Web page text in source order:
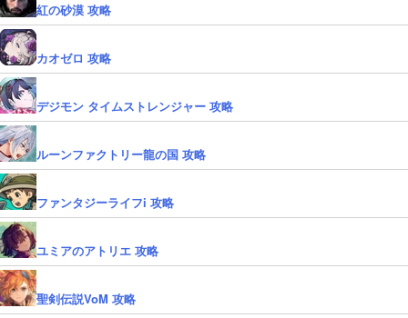
紅の砂漠 攻略
カオゼロ 攻略
デジモン タイムストレンジャー 攻略
ルーンファクトリー龍の国 攻略
ファンタジーライフi 攻略
ユミアのアトリエ 攻略
聖剣伝説VoM 攻略